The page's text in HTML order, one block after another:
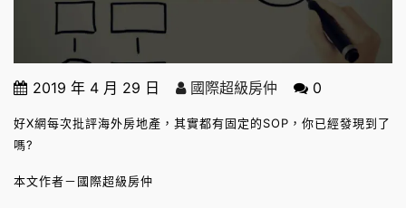
2019 年 4 月 29 日 國際超級房仲 0
好X網每次批評海外房地產，其實都有固定的SOP，你已經發現到了
嗎?
本文作者－國際超級房仲